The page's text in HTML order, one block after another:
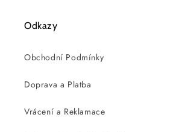
Odkazy
Obchodní Podmínky
Doprava a Platba
Vrácení a Reklamace